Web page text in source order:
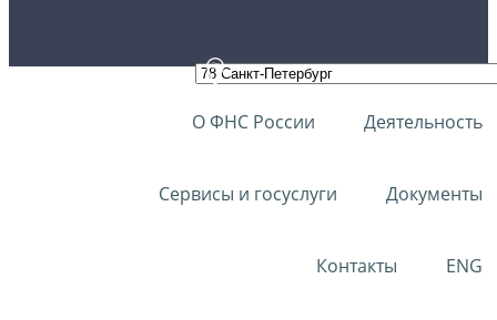
О ФНС России Деятельность
Сервисы и госуслуги Документы
Контакты ENG